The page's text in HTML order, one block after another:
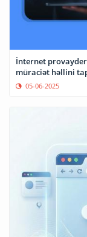
İnternet
müraciət həllini
05-06-2025